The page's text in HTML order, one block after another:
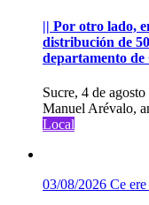
|| Por otro lado,
distribución de
departamento de
Sucre, 4 de
Manuel Arévalo,
Local
03/08/2026 Ce